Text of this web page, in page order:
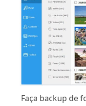
Faça backup de